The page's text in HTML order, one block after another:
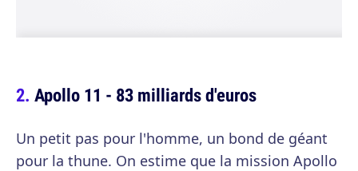
Apollo 11 - 83 milliards d'euros
Un petit pas pour l'homme, un bond de géant
pour la thune. On estime que la mission Apollo